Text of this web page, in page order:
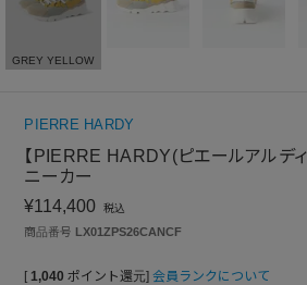
GREY YELLOW
PIERRE HARDY
【PIERRE HARDY(ピエールアルディ)
ニーカー
¥114,400 税込
商品番号 LX01ZPS26CANCF
[ 1,040 ポイント還元] 会員ランクについて